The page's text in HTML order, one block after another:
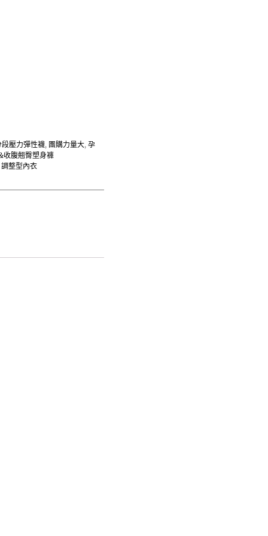
段壓力彈性襪, 團購力量大,孕
收腹翹臀塑身褲
調整型內衣